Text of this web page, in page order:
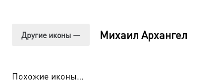
Другие иконы — Михаил Архангел
Похожие иконы…